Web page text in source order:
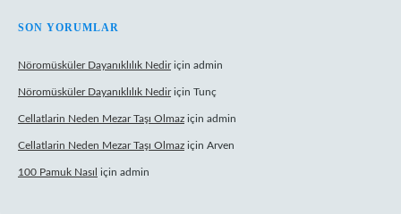
SON YORUMLAR
Nöromüsküler Dayanıklılık Nediriçin admin
Nöromüsküler Dayanıklılık Nediriçin Tunç
Cellatlarin Neden Mezar Taşı Olmaz için admin
Cellatlarin Neden Mezar Taşı Olmaz için Arven
100 Pamuk Nasıl için admin